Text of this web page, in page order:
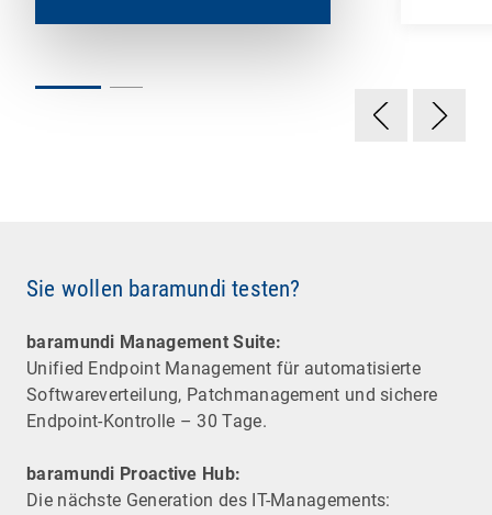
Sie wollen baramundi testen?
baramundi Management Suite:
Unified Endpoint Management für automatisierte
Software­verteilung, Patchmanagement und sichere
Endpoint-Kontrolle – 30 Tage.
baramundi Proactive Hub:
Die nächste Generation des IT-Managements: